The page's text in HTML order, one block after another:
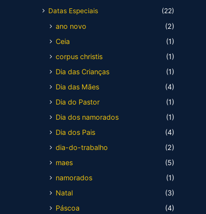
Datas Especiais
(22)
ano novo
(2)
Ceia
(1)
corpus christis
(1)
Dia das Crianças
(1)
Dia das Mães
(4)
Dia do Pastor
(1)
Dia dos namorados
(1)
Dia dos Pais
(4)
dia-do-trabalho
(2)
maes
(5)
namorados
(1)
Natal
(3)
Páscoa
(4)